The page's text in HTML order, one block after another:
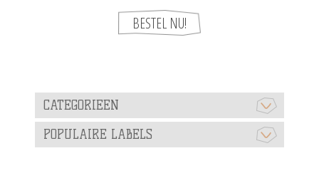
CATEGORIEEN
POPULAIRE LABELS